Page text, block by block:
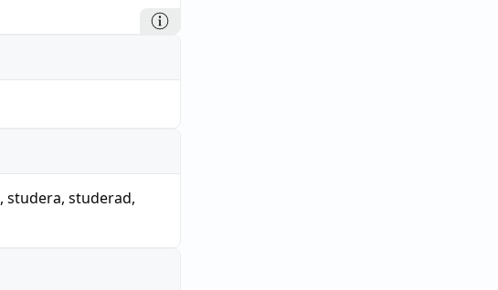
, studera, studerad,